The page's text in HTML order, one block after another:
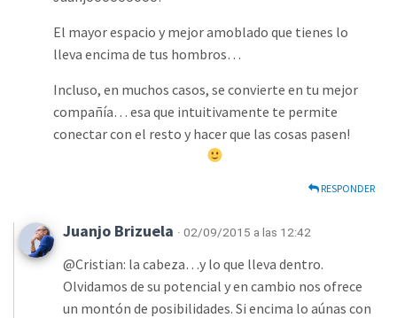
El mayor espacio y mejor amoblado que tienes lo
lleva encima de tus hombros…
Incluso, en muchos casos, se convierte en tu mejor
compañía… esa que intuitivamente te permite
conectar con el resto y hacer que las cosas pasen!
RESPONDER
Juanjo Brizuela · 02/09/2015 a las 12:42
@Cristian: la cabeza…y lo que lleva dentro.
Olvidamos de su potencial y en cambio nos ofrece
un montón de posibilidades. Si encima lo aúnas con